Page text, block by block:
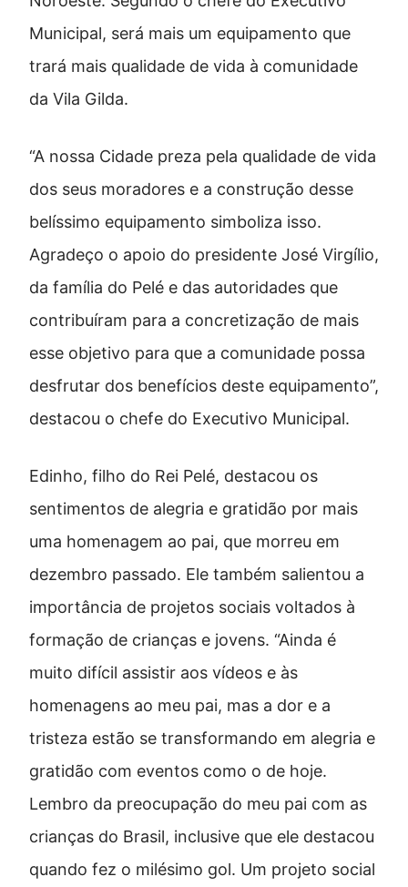
Municipal, será mais um equipamento que
trará mais qualidade de vida à comunidade
da Vila Gilda.
“A nossa Cidade preza pela qualidade de vida
dos seus moradores e a construção desse
belíssimo equipamento simboliza isso.
Agradeço o apoio do presidente José Virgílio,
da família do Pelé e das autoridades que
contribuíram para a concretização de mais
esse objetivo para que a comunidade possa
desfrutar dos benefícios deste equipamento”,
destacou o chefe do Executivo Municipal.
Edinho, filho do Rei Pelé, destacou os
sentimentos de alegria e gratidão por mais
uma homenagem ao pai, que morreu em
dezembro passado. Ele também salientou a
importância de projetos sociais voltados à
formação de crianças e jovens. “Ainda é
muito difícil assistir aos vídeos e às
homenagens ao meu pai, mas a dor e a
tristeza estão se transformando em alegria e
gratidão com eventos como o de hoje.
Lembro da preocupação do meu pai com as
crianças do Brasil, inclusive que ele destacou
quando fez o milésimo gol. Um projeto social